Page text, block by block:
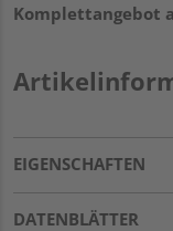
Komplettangebot
EIGENSCHAFTEN
DATENBLÄTTER